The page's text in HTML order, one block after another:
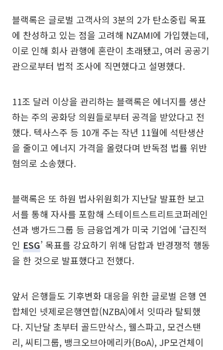
블랙록은 글로벌 고객사의 3분의 2가 탄소중립 목표
에 찬성하고 있는 점을 고려해 NZAMI에 가입했는데,
이로 인해 회사 관행에 혼란이 초래됐고, 여러 공공기
관으로부터 법적 조사에 직면했다고 설명했다.
11조 달러 이상을 관리하는 블랙록은 에너지를 생산
하는 주의 공화당 의원들로부터 공격을 받았다고 전
했다. 텍사스주 등 10개 주는 작년 11월에 석탄생산
을 줄이고 에너지 가격을 올렸다며 반독점 법률 위반
혐의로 소송했다.
블랙록은 또 하원 법사위원회가 지난달 발표한 보고
서를 통해 자사를 포함해 스테이트스트리트코퍼레인
션과 뱅가드그룹 등 금융업계가 미국 기업에 ‘급진적
인 ESG’ 목표를 강요하기 위해 담합과 반경쟁적 행동
을 한 것으로 발표했다고 전했다.
앞서 은행들도 기후변화 대응을 위한 글로벌 은행 연
합체인 넷제로은행연합(NZBA)에서 잇따라 탈퇴했
다. 지난달 초부터 골드만삭스, 웰스파고, 모건스탠
리, 씨티그룹, 뱅크오브아메리카(BoA), JP모건체이